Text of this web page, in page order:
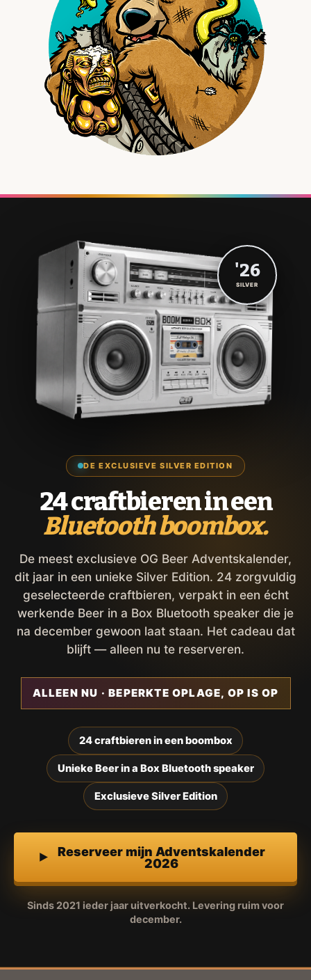
DE EXCLUSIEVE SILVER EDITION
24 craftbieren in een
Bluetooth boombox.
De meest exclusieve OG Beer Adventskalender,
dit jaar in een unieke Silver Edition. 24 zorgvuldig
geselecteerde craftbieren, verpakt in een écht
werkende Beer in a Box Bluetooth speaker die je
na december gewoon laat staan. Het cadeau dat
blijft — alleen nu te reserveren.
ALLEEN NU · BEPERKTE OPLAGE, OP IS OP
24 craftbieren in een boombox
Unieke Beer in a Box Bluetooth speaker
Exclusieve Silver Edition
Reserveer mijn Adventskalender
2026
Sinds 2021 ieder jaar uitverkocht. Levering ruim voor
december.
'26
SILVER